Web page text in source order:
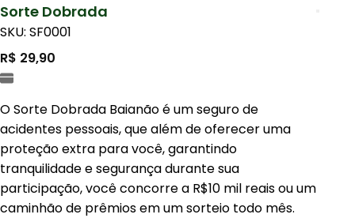
Sorte Dobrada
SKU: SF0001
R$ 29,90
O Sorte Dobrada Baianão é um seguro de
acidentes pessoais, que além de oferecer uma
proteção extra para você, garantindo
tranquilidade e segurança durante sua
participação, você concorre a R$10 mil reais ou um
caminhão de prêmios em um sorteio todo mês.